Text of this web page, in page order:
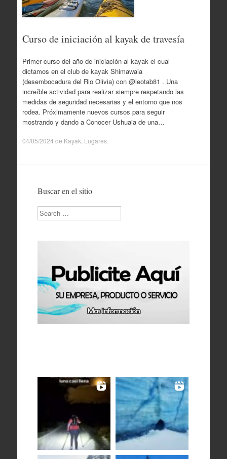
Curso de iniciación al kayak de travesía
Primer curso del año de iniciación al kayak el cual
dictamos en el club de kayak Shimawaia
(desembocadura del Rio Olivia) con @leotab81 . Una
increíble actividad para realizar siempre respetando las
medidas de seguridad necesarias y el entorno que nos
rodea. Próximamente nuevos cursos para seguir
mostrando y dando a Conocer Ushuaia de una…
04/05/2024 de Kayak Lugares.
Buscar en el sitio
Search